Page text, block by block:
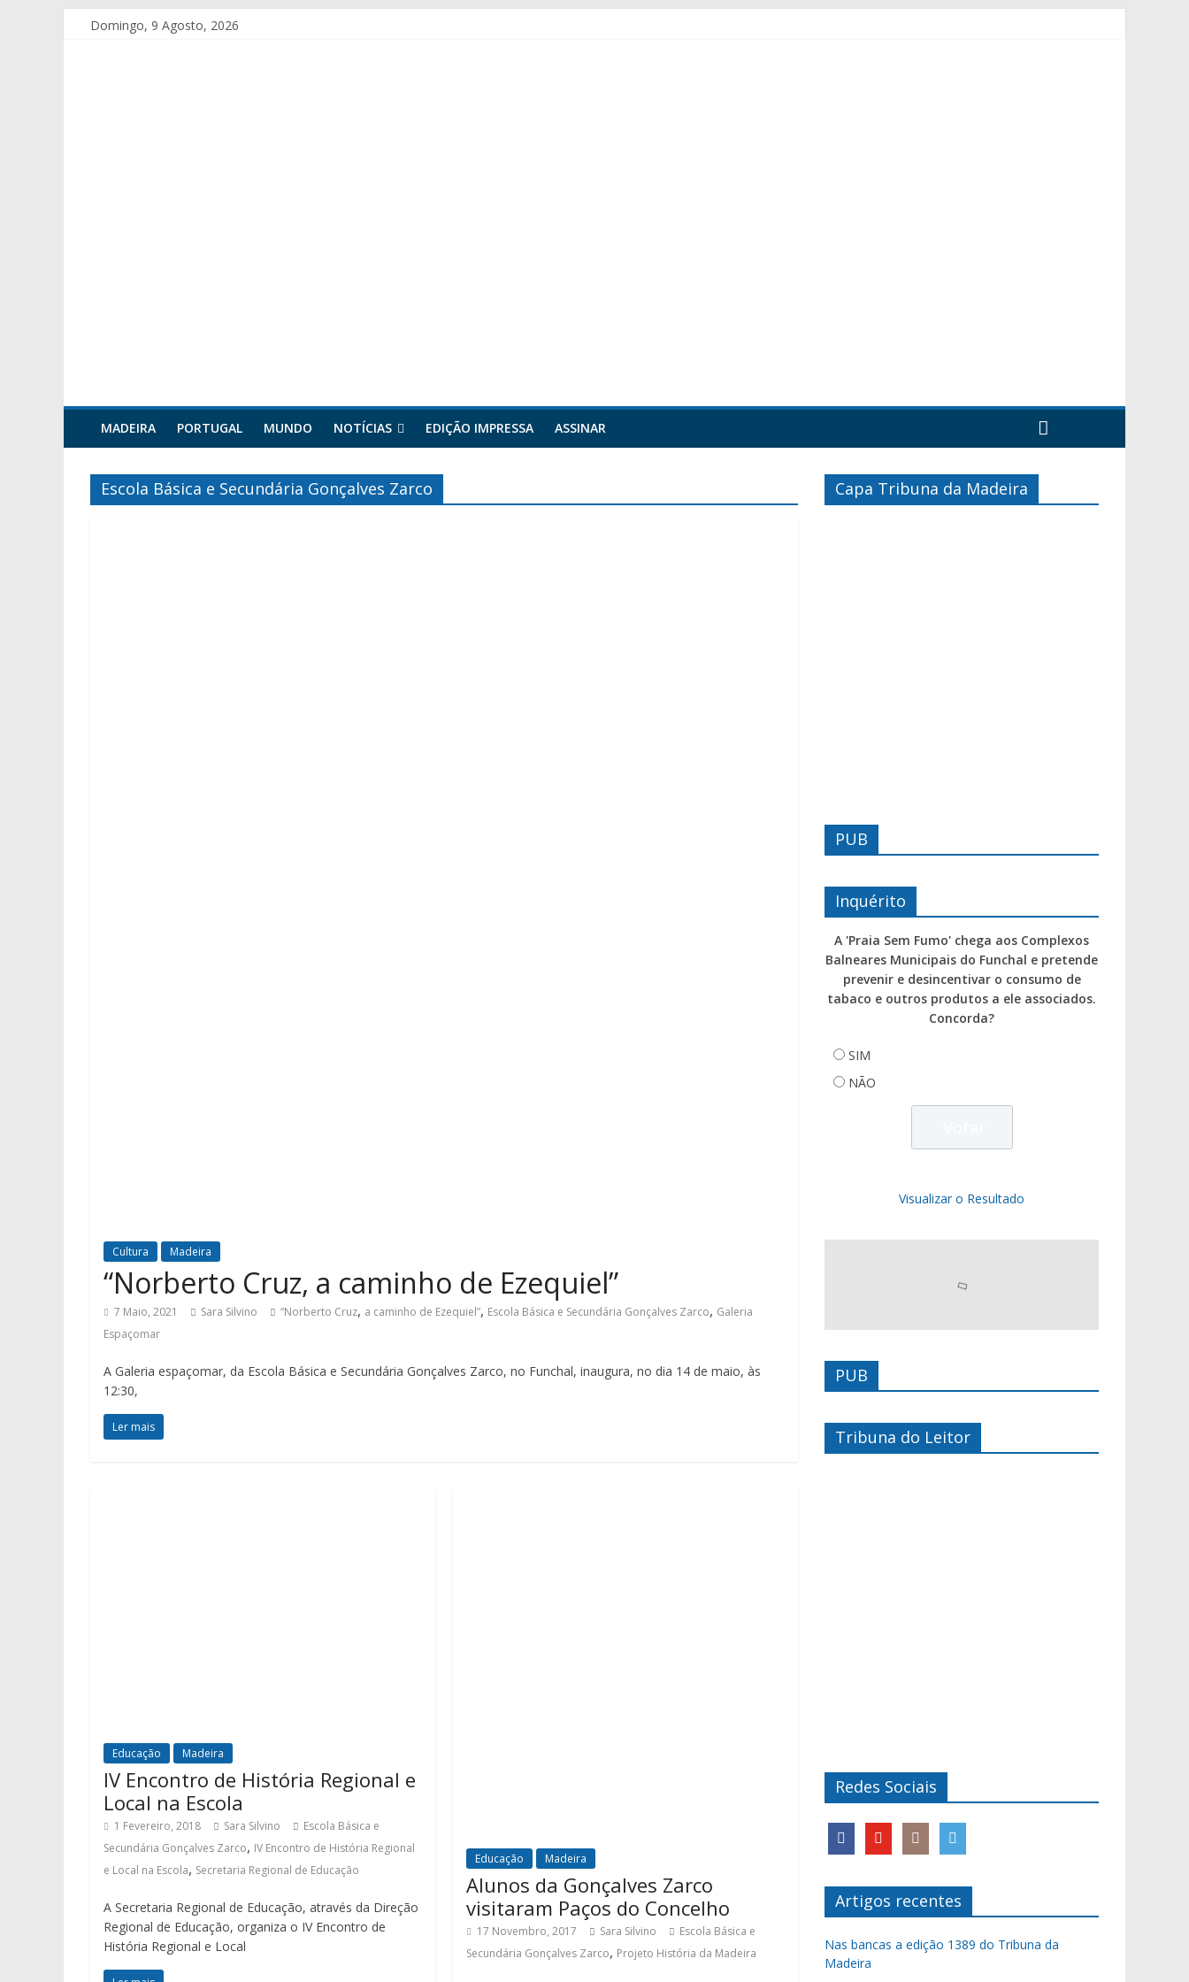
Domingo, 9 Agosto, 2026
MADEIRA PORTUGAL MUNDO NOTÍCIAS EDIÇÃO IMPRESSA ASSINAR
Escola Básica e Secundária Gonçalves Zarco
Cultura Madeira
“Norberto Cruz, a caminho de Ezequiel”
7 Maio, 2021 Sara Silvino “Norberto Cruz, a caminho de Ezequiel”, Escola Básica e Secundária Gonçalves Zarco, Galeria
Espaçomar
A Galeria espaçomar, da Escola Básica e Secundária Gonçalves Zarco, no Funchal, inaugura, no dia 14 de maio, às
12:30,
Ler mais
Educação Madeira
IV Encontro de História Regional e
Local na Escola
1 Fevereiro, 2018 Sara Silvino
Escola Básica e
Secundária Gonçalves Zarco, IV Encontro de História Regional
e Local na Escola, Secretaria Regional de Educação
A Secretaria Regional de Educação, através da Direção
Regional de Educação, organiza o IV Encontro de
História Regional e Local
Educação Madeira
Alunos da Gonçalves Zarco
visitaram Paços do Concelho
17 Novembro, 2017 Sara Silvino
Escola Básica e
Secundária Gonçalves Zarco, Projeto História da Madeira
Capa Tribuna da Madeira
PUB
Inquérito
A 'Praia Sem Fumo' chega aos Complexos
Balneares Municipais do Funchal e pretende
prevenir e desincentivar o consumo de
tabaco e outros produtos a ele associados.
Concorda?
SIM
NÃO
Visualizar o Resultado
PUB
Tribuna do Leitor
Redes Sociais
Artigos recentes
Nas bancas a edição 1389 do Tribuna da
Madeira